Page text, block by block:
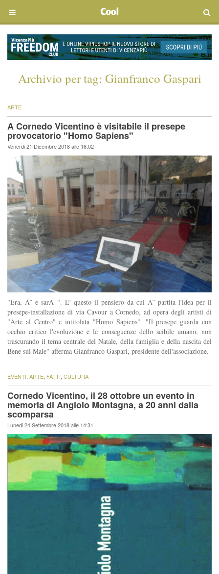
Archivio per tag: Gianfranco Gaspari
ARTE
A Cornedo Vicentino è visitabile il presepe
provocatorio "Homo Sapiens"
Venerdi 21 Dicembre 2018 alle 16:02
"Era, Ã¨ e sarÃ ". E' questo il pensiero da cui Ã¨ partita l'idea per il
presepe-installazione di via Cavour a Cornedo, ad opera degli artisti di
"Arte al Centro" e intitolata "Homo Sapiens". "Il presepe guarda con
occhio critico l'evoluzione e le conseguenze dello scibile umano, non
trascurando il tema centrale del Natale, della famiglia e della nascita del
Bene sul Male" afferma Gianfranco Gaspari, presidente dell'associazione.
EVENTI ARTE FATTI CULTURA
Cornedo Vicentino, il 28 ottobre un evento in
memoria di Angiolo Montagna, a 20 anni dalla
scomparsa
Lunedi 24 Settembre 2018 alle 14:31